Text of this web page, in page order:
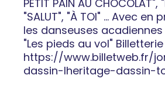
PETIT PAIN AU CHOCOLAT",
"SALUT", "À TOI" ... Avec
les danseuses
"Les pieds au vol" Billetterie
https://www.billetweb.fr/
dassin-lheritage-dassin-